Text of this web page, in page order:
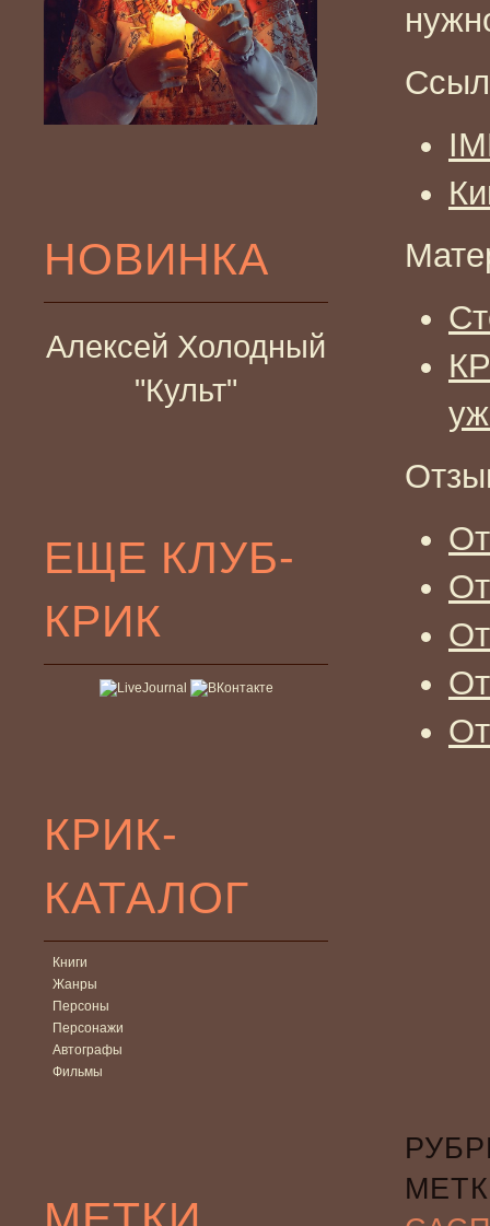
НОВИНКА
Алексей Холодный
"Культ"
ЕЩЕ КЛУБ-
КРИК
КРИК-
КАТАЛОГ
Книги
Жанры
Персоны
Персонажи
Автографы
Фильмы